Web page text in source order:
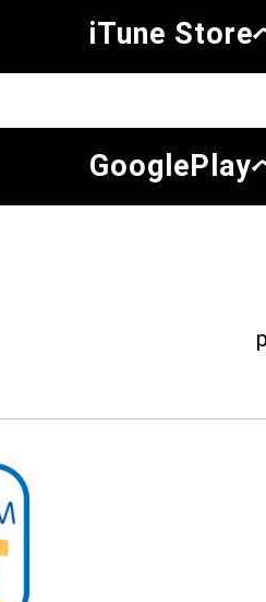
iTune Store
GooglePlay